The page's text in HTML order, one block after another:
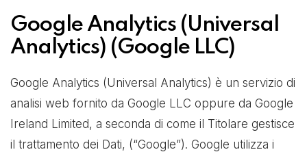
Google Analytics (Universal
Analytics) (Google LLC)
Google Analytics (Universal Analytics) è un servizio di
analisi web fornito da Google LLC oppure da Google
Ireland Limited, a seconda di come il Titolare gestisce
il trattamento dei Dati, (“Google”). Google utilizza i